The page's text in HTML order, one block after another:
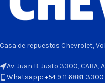
Casa de repuestos Chevrolet,
Av. Juan B. Justo 3300, CABA,
Whatsapp: +54 9 11 6881-3300